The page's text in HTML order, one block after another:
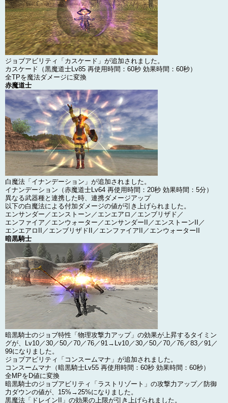
ジョブアビリティ「カスケード」が追加されました。
カスケード（黒魔道士Lv85 再使用時間：60秒 効果時間：60秒）
全TPを魔法ダメージに変換
赤魔道士
白魔法「イナンデーション」が追加されました。
イナンデーション（赤魔道士Lv64 再使用時間：20秒 効果時間：5分）
異なる武器種と連携した時、連携ダメージアップ
以下の白魔法による付加ダメージの値が引き上げられました。
エンサンダー／エンストーン／エンエアロ／エンブリザド／
エンファイア／エンウォーター／エンサンダーII／エンストーンII／
エンエアロII／エンブリザドII／エンファイアII／エンウォーターII
暗黒騎士
暗黒騎士のジョブ特性「物理攻撃力アップ」の効果が上昇するタイミン
グが、Lv10／30／50／70／76／91→Lv10／30／50／70／76／83／91／
99になりました。
ジョブアビリティ「コンスームマナ」が追加されました。
コンスームマナ（暗黒騎士Lv55 再使用時間：60秒 効果時間：60秒）
全MPをD値に変換
暗黒騎士のジョブアビリティ「ラストリゾート」の攻撃力アップ／防御
力ダウンの値が、15%→25%になりました。
黒魔法「ドレインII」の効果の上限が引き上げられました。